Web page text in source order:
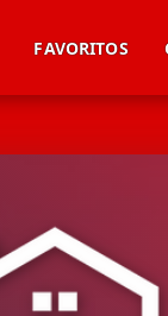
FAVORITOS